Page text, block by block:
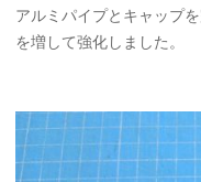
アルミパイプとキャップ
を増して強化しました。